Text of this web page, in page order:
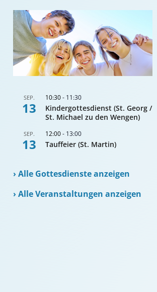
SEP.
13
10:30- 11:30
Kindergottesdienst (St. Georg /
St. Michael zu den Wengen)
SEP.
13
12:00- 13:00
Tauffeier (St. Martin)
›Alle Gottesdienste anzeigen
›Alle Veranstaltungen anzeigen